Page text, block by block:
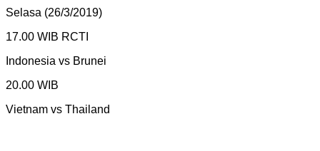
Selasa (26/3/2019)
17.00 WIB RCTI
Indonesia vs Brunei
20.00 WIB
Vietnam vs Thailand